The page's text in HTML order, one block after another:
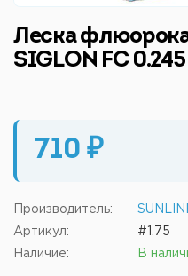
Леска
SIGLON FC
710 ₽
Производитель:
Артикул: #1.75
Наличие: В